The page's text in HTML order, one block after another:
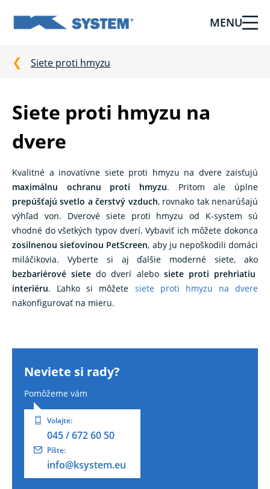
Tieniaca
pre
vašu
Ksystem
MENU
Siete proti hmyzu
Siete proti hmyzu na
dvere
Kvalitné a inovatívne siete proti hmyzu na dvere zaisťujú
maximálnu ochranu proti hmyzu. Pritom ale úplne
prepúšťajú svetlo a čerstvý vzduch, rovnako tak nenarúšajú
výhľad von. Dverové siete proti hmyzu od K-system sú
vhodné do všetkých typov dverí. Vybaviť ich môžete dokonca
zosilnenou sieťovinou PetScreen, aby ju nepoškodili domáci
miláčikovia. Vyberte si aj ďalšie moderné siete, ako
bezbariérové ​​siete do dverí alebo siete proti prehriatiu
interiéru. Ľahko si môžete siete proti hmyzu na dvere
nakonfigurovať na mieru.
Neviete si rady?
Pomôžeme vám
Volajte:
045 / 672 60 50
Píšte:
info@ksystem.eu